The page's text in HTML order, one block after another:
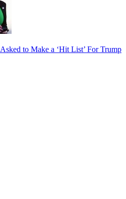
to Make a ‘Hit List’ For Trump